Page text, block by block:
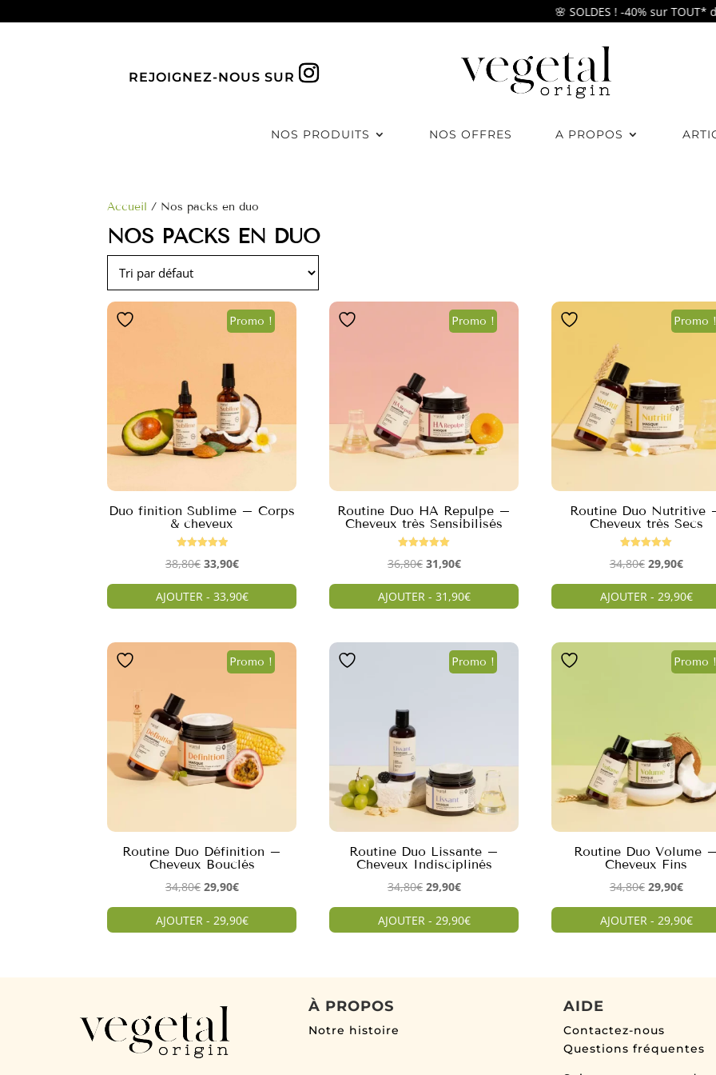
🌸 SOLDES ! -40% sur TOUT*
REJOIGNEZ-NOUS SUR
NOS PRODUITS NOS OFFRES A PROPOS
Accueil / Nos packs en duo
NOS PACKS EN DUO
Promo !
Duo finition Sublime – Corps
& cheveux
5.00
38,80€ Le
prix
initial
33,90€Le
prix
actuel
AJOUTER - 33,90€
Promo !
Routine Duo HA Repulpe –
Cheveux très Sensibilisés
5.00
36,80€ Le
prix
initial
31,90€Le
prix
actuel
AJOUTER - 31,90€
Promo !
Routine Duo Nutritive
Cheveux très Secs
5.00
34,80€ Le
prix
initial
29,90€Le
prix
actuel
AJOUTER - 29,90€
Promo !
Routine Duo Définition –
Cheveux Bouclés
34,80€ Le
prix
initial
29,90€Le
prix
actuel
AJOUTER - 29,90€
Promo !
Routine Duo Lissante –
Cheveux Indisciplinés
34,80€ Le
prix
initial
29,90€Le
prix
actuel
AJOUTER - 29,90€
Promo !
Routine Duo Volume –
Cheveux Fins
34,80€ Le
prix
initial
29,90€Le
prix
actuel
AJOUTER - 29,90€
À PROPOS
Notre histoire
AIDE
Contactez-nous
Questions fréquentes